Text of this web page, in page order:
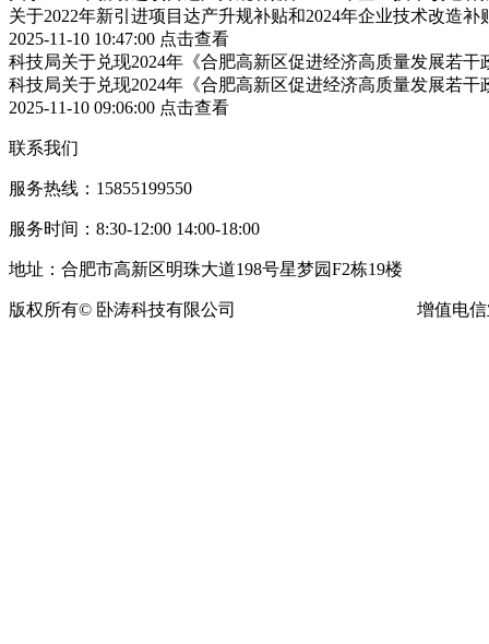
关于2022年新引进项目达产升规补贴和2024年企业技术改造
2025-11-10 10:47:00 点击查看
科技局关于兑现2024年《合肥高新区促进经济高质量发展若
科技局关于兑现2024年《合肥高新区促进经济高质量发展若
2025-11-10 09:06:00 点击查看
联系我们
服务热线：15855199550
服务时间：8:30-12:00 14:00-18:00
地址：合肥市高新区明珠大道198号星梦园F2栋19楼
版权所有© 卧涛科技有限公司 增值电